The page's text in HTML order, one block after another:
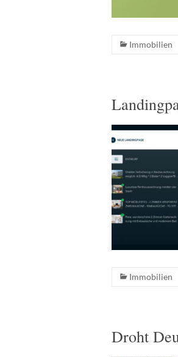
Immobilien
Immobilien
Droht